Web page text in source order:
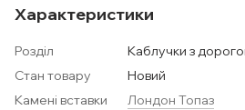
Характеристики
Розділ
Каблучки з
Стан товару
Новий
Камені вставки
Лондон Топаз